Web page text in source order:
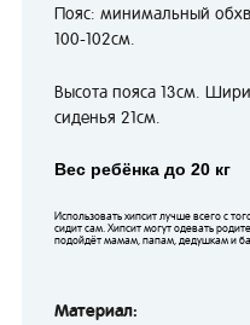
Пояс: минимальный
100-102см.
Высота пояса 13см.
сиденья 21см.
Вес ребёнка до 20 кг
Использовать хипсит лучше всего с
сидит сам. Хипсит могут одевать
подойдёт мамам, папам, дедушкам и
Материал: